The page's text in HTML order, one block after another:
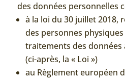
des données personnelles
à la loi du 30 juillet 2018,
des personnes physiques
traitements des données
(ci-après, la « Loi »)
au Règlement européen